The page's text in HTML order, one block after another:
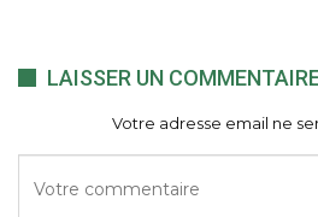
LAISSER UN
Votre adresse email ne